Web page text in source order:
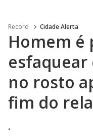
Record Cidade Alerta
Homem é
esfaquear
no rosto
fim do
.